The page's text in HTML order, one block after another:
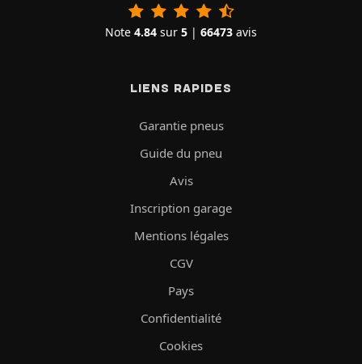
Note 4.84 sur 5 | 66473 avis
LIENS RAPIDES
Garantie pneus
Guide du pneu
Avis
Inscription garage
Mentions légales
CGV
Pays
Confidentialité
Cookies